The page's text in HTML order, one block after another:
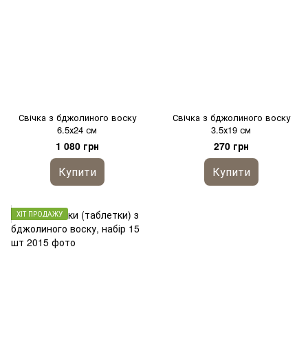
Свічка з бджолиного воску
6.5х24 см
1 080 грн
Купити
Свічка з бджолиного воску
3.5х19 см
270 грн
Купити
ХІТ ПРОДАЖУ